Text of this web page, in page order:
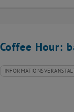
Coffee Hour:
Veranstaltungstyp:
Veranstaltungsort: